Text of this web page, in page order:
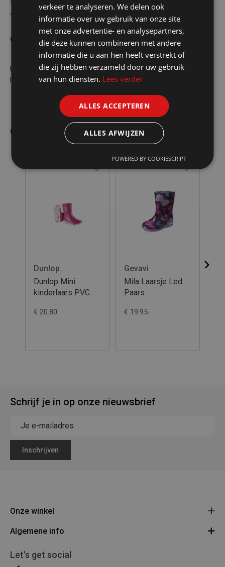
Omschrijving
Bij elke stap gaan er led lichtjes branden in de zool. Met deze
laarsjes aan, willen kinderen niet meer stilstaan.
Gelijkaardige producten
Dunlop
Dunlop Mini
kinderlaars PVC
€ 20.80
Gevavi
Mila Laarsje Led
Paars
€ 19.95
Schrijf je in op onze nieuwsbrief
Inschrijven
Onze winkel
Legerstock Teunissen
Route
011/640469
Algemene info
Algemene voorwaarden
Let's get social
verkeer te analyseren. We delen ook
informatie over uw gebruik van onze site
met onze advertentie- en analysepartners,
die deze kunnen combineren met andere
informatie die u aan hen heeft verstrekt of
die zij hebben verzameld door uw gebruik
van hun diensten. Lees verder
ALLES ACCEPTEREN
ALLES AFWIJZEN
POWERED BY COOKIESCRIPT